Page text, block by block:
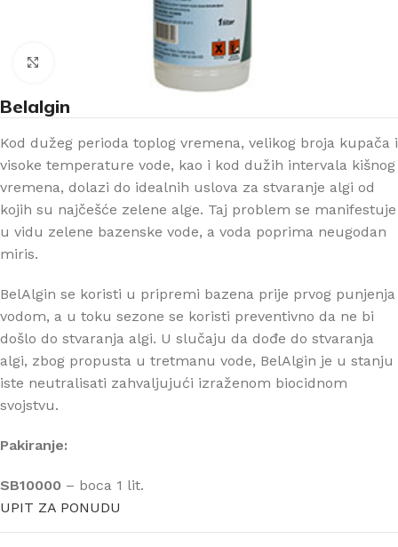
Klikni za uvećanje
Belalgin
Kod dužeg perioda toplog vremena, velikog broja kupača i
visoke temperature vode, kao i kod dužih intervala kišnog
vremena, dolazi do idealnih uslova za stvaranje algi od
kojih su najčešće zelene alge. Taj problem se manifestuje
u vidu zelene bazenske vode, a voda poprima neugodan
miris.
BelAlgin se koristi u pripremi bazena prije prvog punjenja
vodom, a u toku sezone se koristi preventivno da ne bi
došlo do stvaranja algi. U slučaju da dođe do stvaranja
algi, zbog propusta u tretmanu vode, BelAlgin je u stanju
iste neutralisati zahvaljujući izraženom biocidnom
svojstvu.
Pakiranje:
SB10000 – boca 1 lit.
UPIT ZA PONUDU